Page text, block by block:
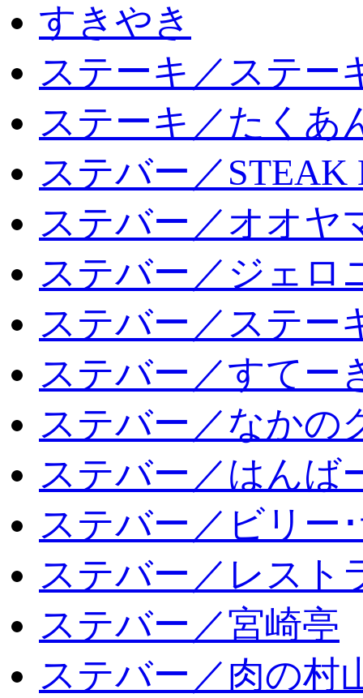
すきやき
ステーキ／ステー
ステーキ／たくあ
ステバー／STEAK
ステバー／オオヤ
ステバー／ジェロ
ステバー／ステー
ステバー／すてー
ステバー／なかの
ステバー／はんば
ステバー／ビリー
ステバー／レスト
ステバー／宮崎亭
ステバー／肉の村